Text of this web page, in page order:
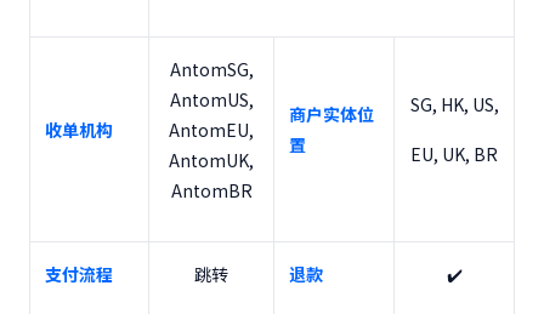
收单机构
AntomSG,
AntomUS,
AntomEU,
AntomUK,
AntomBR
商户实体位
置
SG, HK, US,
EU, UK, BR
支付流程 跳转 退款 ✔️